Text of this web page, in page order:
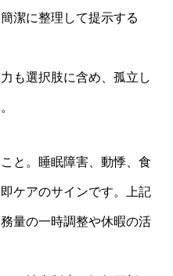
潔に整理して提示する
も選択肢に含め、孤立し
と。睡眠障害、動悸、食
ケアのサインです。上記
量の一時調整や休暇の活